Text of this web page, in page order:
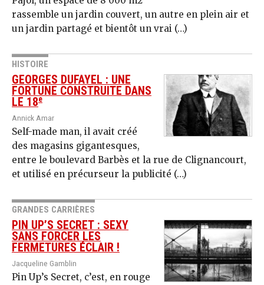
rassemble un jardin couvert, un autre en plein air et
un jardin partagé et bientôt un vrai (…)
HISTOIRE
GEORGES DUFAYEL : UNE
FORTUNE CONSTRUITE DANS
LE 18e
Annick Amar
Self-made man, il avait créé
des magasins gigantesques,
entre le boulevard Barbès et la rue de Clignancourt,
et utilisé en précurseur la publicité (…)
GRANDES CARRIÈRES
PIN UP’S SECRET : SEXY
SANS FORCER LES
FERMETURES ÉCLAIR !
Jacqueline Gamblin
Pin Up’s Secret, c’est, en rouge